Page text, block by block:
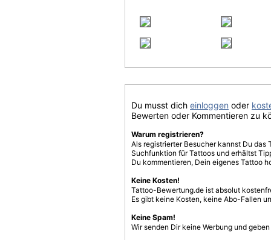
Du musst dich einloggen oder
Bewerten oder Kommentieren zu
Warum registrieren?
Als registrierter Besucher kannst Du
Suchfunktion für Tattoos und erhältst
Du kommentieren, Dein eigenes Tattoo
Keine Kosten!
Tattoo-Bewertung.de ist absolut
Es gibt keine Kosten, keine Abo-Fallen
Keine Spam!
Wir senden Dir keine Werbung und